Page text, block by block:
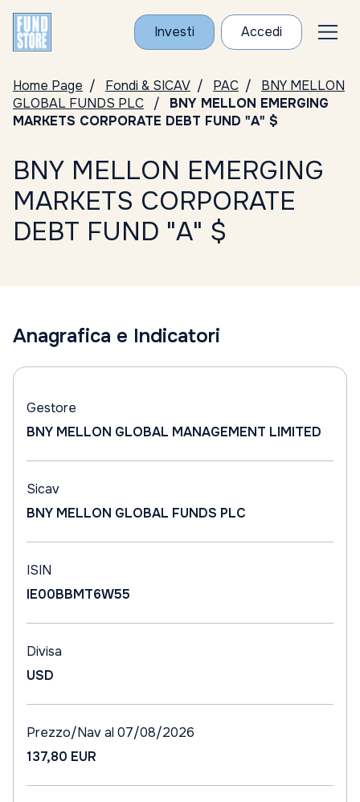
Investi Accedi
Home Page Fondi & SICAV PAC
BNY MELLON
GLOBAL FUNDS PLC
BNY MELLON EMERGING
MARKETS CORPORATE DEBT FUND "A" $
BNY MELLON EMERGING
MARKETS CORPORATE
DEBT FUND "A" $
Anagrafica e Indicatori
Gestore
BNY MELLON GLOBAL MANAGEMENT LIMITED
Sicav
BNY MELLON GLOBAL FUNDS PLC
ISIN
IE00BBMT6W55
Divisa
USD
Prezzo/Nav al 07/08/2026
137,80 EUR